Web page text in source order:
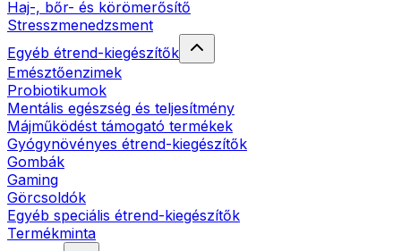
Haj-, bőr- és körömerősítő
Stresszmenedzsment
Egyéb étrend-kiegészítők
Emésztőenzimek
Probiotikumok
Mentális egészség és teljesítmény
Májműködést támogató termékek
Gyógynövényes étrend-kiegészítők
Gombák
Gaming
Görcsoldók
Egyéb speciális étrend-kiegészítők
Termékminta